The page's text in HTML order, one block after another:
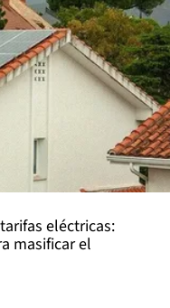
eléctricas:
masificar el